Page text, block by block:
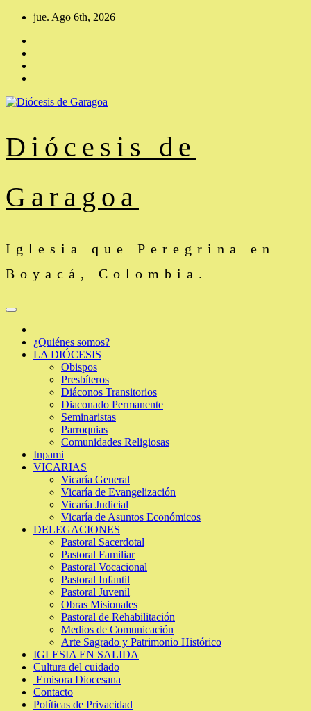
Saltar
contenido
jue. Ago 6th, 2026
Diócesis de
Garagoa
Iglesia que Peregrina en
Boyacá, Colombia.
¿Quiénes somos?
LA DIÓCESIS
Obispos
Presbíteros
Diáconos Transitorios
Diaconado Permanente
Seminaristas
Parroquias
Comunidades Religiosas
Inpami
VICARIAS
Vicaría General
Vicaría de Evangelización
Vicaría Judicial
Vicaría de Asuntos Económicos
DELEGACIONES
Pastoral Sacerdotal
Pastoral Familiar
Pastoral Vocacional
Pastoral Infantil
Pastoral Juvenil
Obras Misionales
Pastoral de Rehabilitación
Medios de Comunicación
Arte Sagrado y Patrimonio Histórico
IGLESIA EN SALIDA
Cultura del cuidado
Emisora Diocesana
Contacto
Políticas de Privacidad